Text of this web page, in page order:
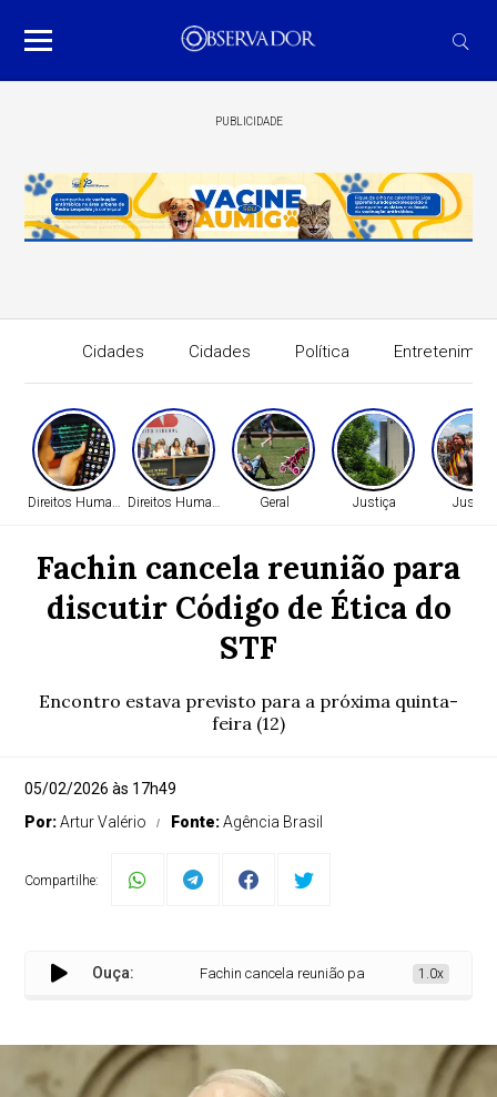
PUBLICIDADE
Cidades Cidades Política
Direitos HumanosDireitos Humanos Geral Justiça Justiça
Fachin cancela reunião para
discutir Código de Ética do
STF
Encontro estava previsto para a próxima quinta-
feira (12)
05/02/2026 às 17h49
Por:Artur Valério Fonte:Agência Brasil
Compartilhe:
Ouça: Fachin cancela reunião para discutir Código de
1.0x